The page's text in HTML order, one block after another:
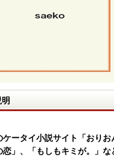
ケータイ小説サイト「おり
恋」、「もしもキミが。」